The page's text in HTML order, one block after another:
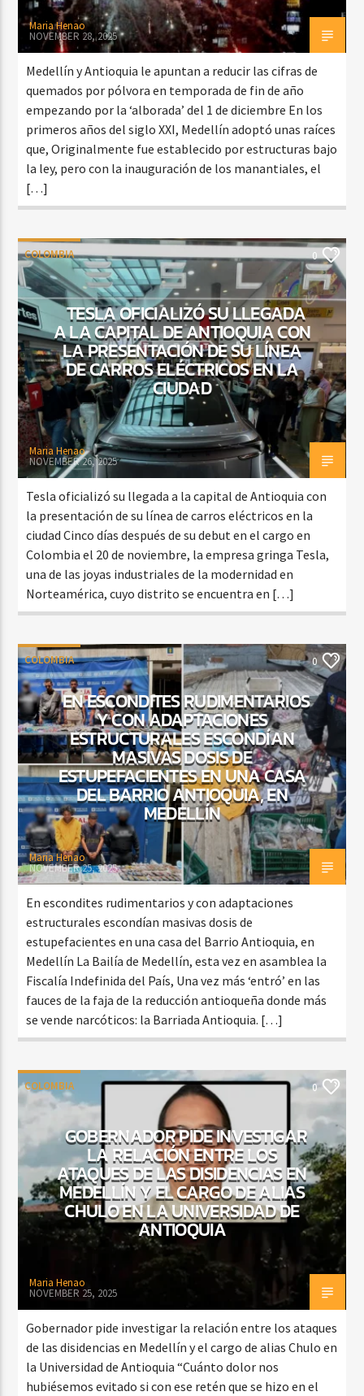
Maria Henao
NOVEMBER 28, 2025
Medellín y Antioquia le apuntan a reducir las cifras de
quemados por pólvora en temporada de fin de año
empezando por la ‘alborada’ del 1 de diciembre En los
primeros años del siglo XXI, Medellín adoptó unas raíces
que, Originalmente fue establecido por estructuras bajo
la ley, pero con la inauguración de los manantiales, el
[…]
COLOMBIA 0
TESLA OFICIALIZÓ SU LLEGADA
A LA CAPITAL DE ANTIOQUIA CON
LA PRESENTACIÓN DE SU LÍNEA
DE CARROS ELÉCTRICOS EN LA
CIUDAD
Maria Henao
NOVEMBER 26, 2025
Tesla oficializó su llegada a la capital de Antioquia con
la presentación de su línea de carros eléctricos en la
ciudad Cinco días después de su debut en el cargo en
Colombia el 20 de noviembre, la empresa gringa Tesla,
una de las joyas industriales de la modernidad en
Norteamérica, cuyo distrito se encuentra en […]
COLOMBIA 0
EN ESCONDITES RUDIMENTARIOS
Y CON ADAPTACIONES
ESTRUCTURALES ESCONDÍAN
MASIVAS DOSIS DE
ESTUPEFACIENTES EN UNA CASA
DEL BARRIO ANTIOQUIA, EN
MEDELLÍN
Maria Henao
NOVEMBER 25, 2025
En escondites rudimentarios y con adaptaciones
estructurales escondían masivas dosis de
estupefacientes en una casa del Barrio Antioquia, en
Medellín La Bailía de Medellín, esta vez en asamblea la
Fiscalía Indefinida del País, Una vez más ‘entró’ en las
fauces de la faja de la reducción antioqueña donde más
se vende narcóticos: la Barriada Antioquia. […]
COLOMBIA 0
GOBERNADOR PIDE INVESTIGAR
LA RELACIÓN ENTRE LOS
ATAQUES DE LAS DISIDENCIAS EN
MEDELLÍN Y EL CARGO DE ALIAS
CHULO EN LA UNIVERSIDAD DE
ANTIOQUIA
Maria Henao
NOVEMBER 25, 2025
Gobernador pide investigar la relación entre los ataques
de las disidencias en Medellín y el cargo de alias Chulo en
la Universidad de Antioquia “Cuánto dolor nos
hubiésemos evitado si con ese retén que se hizo en el